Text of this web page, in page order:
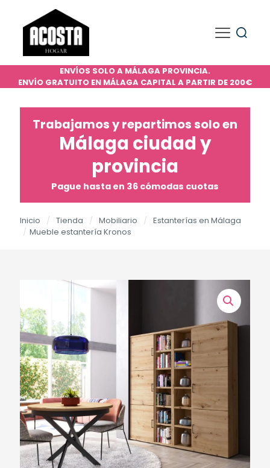
ENVÍOS SOLO A MÁLAGA PROVINCIA.
ENVÍO GRATUITO EN MÁLAGA CAPITAL A PARTIR DE 200€
Trabajamos y repartimos solo en
Málaga ciudad y
provincia
Pague hasta en 36 cómodas cuotas
Inicio / Tienda / Mobiliario / Estanterías en Málaga
/ Mueble estantería Kronos